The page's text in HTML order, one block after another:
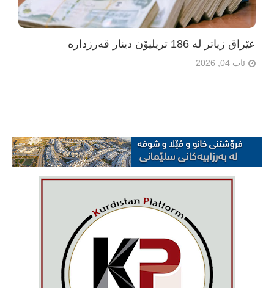
عێراق زیاتر لە 186 تریلیۆن دینار قەرزدارە
ئاب 04, 2026